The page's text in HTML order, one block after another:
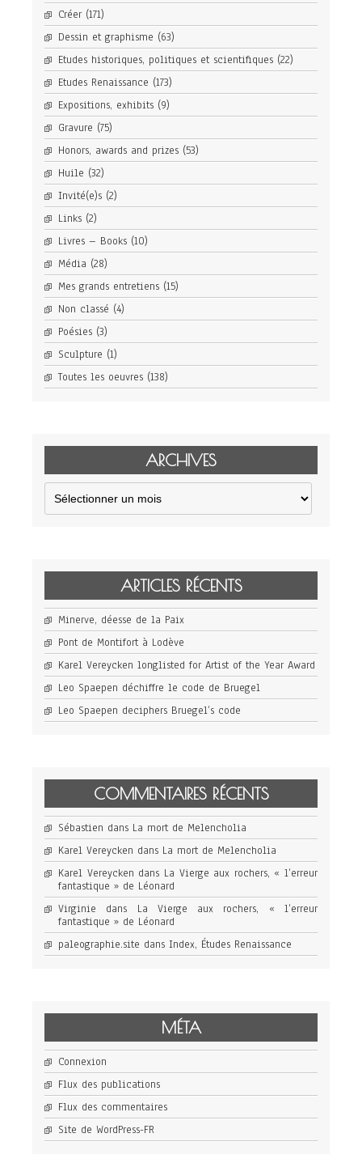
Créer (171)
Dessin et graphisme (63)
Etudes historiques, politiques et scientifiques (22)
Etudes Renaissance (173)
Expositions, exhibits (9)
Gravure (75)
Honors, awards and prizes (53)
Huile (32)
Invité(e)s (2)
Links (2)
Livres – Books (10)
Média (28)
Mes grands entretiens (15)
Non classé (4)
Poésies (3)
Sculpture (1)
Toutes les oeuvres (138)
ARCHIVES
Archives
ARTICLES RÉCENTS
Minerve, déesse de la Paix
Pont de Montifort à Lodève
Karel Vereycken longlisted for Artist of the Year Award
Leo Spaepen déchiffre le code de Bruegel
Leo Spaepen deciphers Bruegel’s code
COMMENTAIRES RÉCENTS
Sébastien dans La mort de Melencholia
Karel Vereycken dans La mort de Melencholia
Karel Vereycken dans La Vierge aux rochers, « l’erreur
fantastique » de Léonard
Virginie dans La Vierge aux rochers, « l’erreur
fantastique » de Léonard
paleographie.site dans Index, Études Renaissance
MÉTA
Connexion
Flux des publications
Flux des commentaires
Site de WordPress-FR